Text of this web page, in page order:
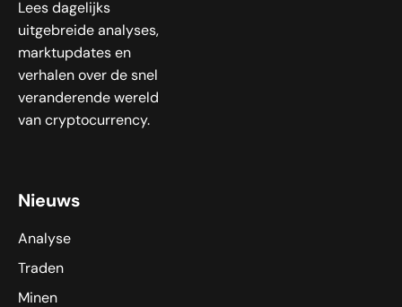
Lees dagelijks
uitgebreide analyses,
marktupdates en
verhalen over de snel
veranderende wereld
van cryptocurrency.
Nieuws
Analyse
Traden
Minen